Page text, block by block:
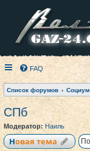
FAQ
Список форумов Социум
СПб
Модератор: Наиль
Новая тема